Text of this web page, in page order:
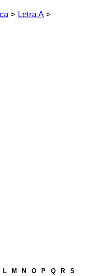
> Letra A>
L M N O P Q R
S